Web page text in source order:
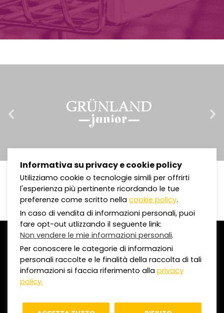
©2020 Omnia Comunicazioni S.p.a.
C.F. e P.IVA 01950720308 | REA MI-1624512
Capitale Sociale I.V. € 500.000,00
Informativa su privacy e cookie policy
Utilizziamo cookie o tecnologie simili per offrirti
l'esperienza più pertinente ricordando le tue
preferenze come scritto nella cookie policy.
In caso di vendita di informazioni personali, puoi
fare opt-out utlizzando il seguente link:
Non vendere le mie informazioni personali.
Per conoscere le categorie di informazioni
personali raccolte e le finalità della raccolta di tali
informazioni si faccia riferimento alla privacy
policy.